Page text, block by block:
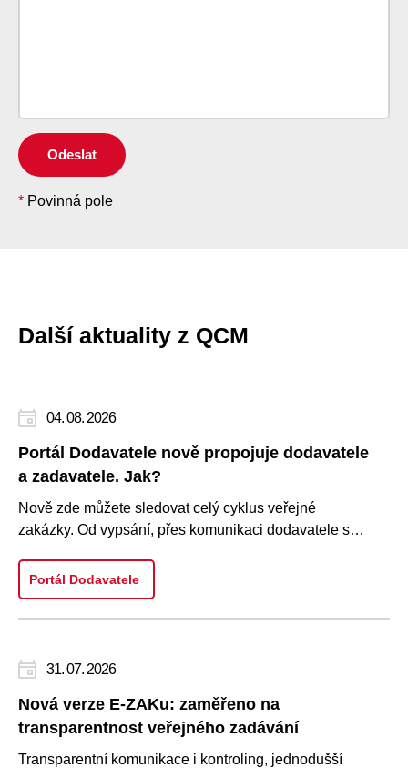
Odeslat
* Povinná pole
Další aktuality z QCM
04. 08. 2026
Portál Dodavatele nově propojuje dodavatele
a zadavatele. Jak?
Nově zde můžete sledovat celý cyklus veřejné
zakázky. Od vypsání, přes komunikaci dodavatele se
Portál Dodavatele
31. 07. 2026
Nová verze E-ZAKu: zaměřeno na
transparentnost veřejného zadávání
Transparentní komunikace i kontroling, jednodušší